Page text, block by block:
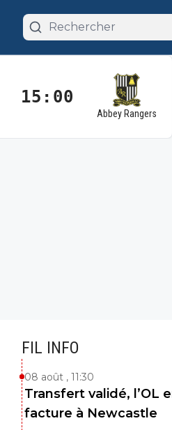
15:00
Abbey Rangers
FIL INFO
08 août , 11:30
Transfert validé, l’OL
facture à Newcastle